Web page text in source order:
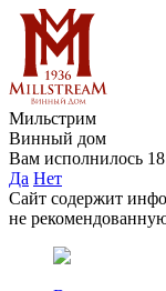
Мильстрим
Винный дом
Вам исполнилось 18
Да Нет
Сайт содержит
не